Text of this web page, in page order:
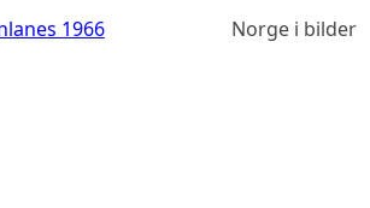
1966 Norge i bilder